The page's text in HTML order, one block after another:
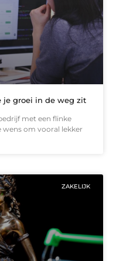
je groei in de weg zit
met een flinke
wens om vooral lekker
ZAKELIJK